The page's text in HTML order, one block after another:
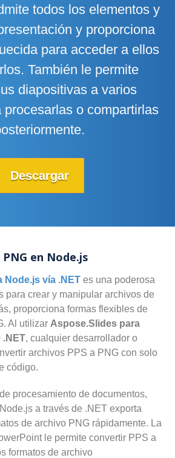
todos los elementos y
y proporciona
para acceder a ellos
También le permite
diapositivas a varios
procesarlas o compartirlas
Descargar
en Node.js
Node.js vía .NET es una poderosa
para crear y manipular archivos de
proporciona formas flexibles de
Al utilizar Aspose.Slides para
.NET, cualquier desarrollador o
archivos PPS a PNG con solo
código.
procesamiento de documentos,
a través de .NET exporta
de archivo PNG rápidamente. La
le permite convertir PPS a
formatos de archivo